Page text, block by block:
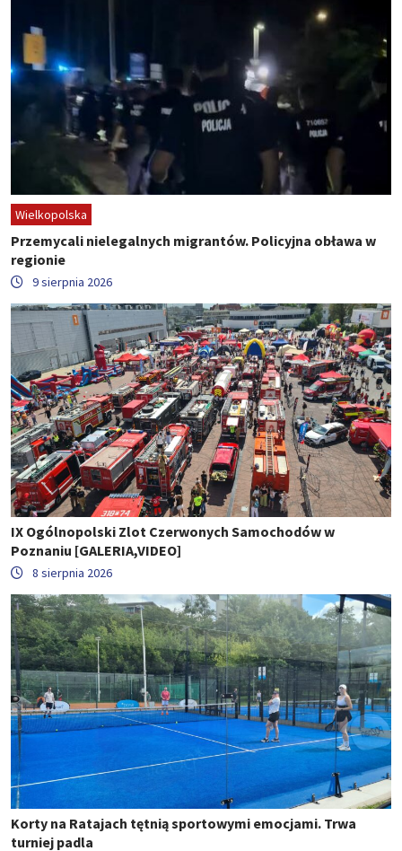
Wielkopolska
Przemycali nielegalnych migrantów. Policyjna obława w
regionie
9 sierpnia 2026
IX Ogólnopolski Zlot Czerwonych Samochodów w
Poznaniu [GALERIA,VIDEO]
8 sierpnia 2026
Korty na Ratajach tętnią sportowymi emocjami. Trwa
turniej padla